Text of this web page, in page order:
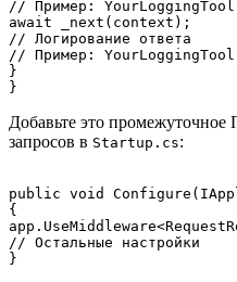
// Пример:
await _next(context);
// Логирование ответа
// Пример:
}
Добавьте это промежуточное
запросов в Startup.cs:
public void
{
// Остальные настройки